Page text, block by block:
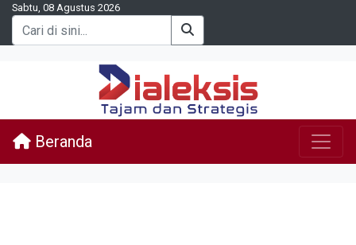
Sabtu, 08 Agustus 2026
Beranda